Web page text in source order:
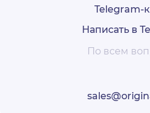
Telegram-
Написать в
По всем